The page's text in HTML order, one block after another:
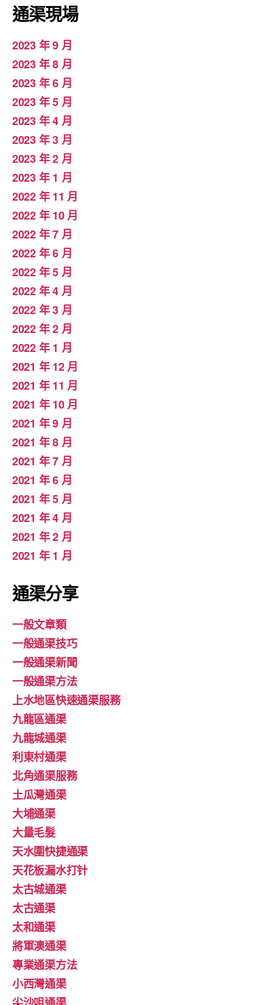
通渠現場
2023 年 9 月
2023 年 8 月
2023 年 6 月
2023 年 5 月
2023 年 4 月
2023 年 3 月
2023 年 2 月
2023 年 1 月
2022 年 11 月
2022 年 10 月
2022 年 7 月
2022 年 6 月
2022 年 5 月
2022 年 4 月
2022 年 3 月
2022 年 2 月
2022 年 1 月
2021 年 12 月
2021 年 11 月
2021 年 10 月
2021 年 9 月
2021 年 8 月
2021 年 7 月
2021 年 6 月
2021 年 5 月
2021 年 4 月
2021 年 2 月
2021 年 1 月
通渠分享
一般文章類
一般通渠技巧
一般通渠新聞
一般通渠方法
上水地區快速通渠服務
九龍區通渠
九龍城通渠
利東村通渠
北角通渠服務
土瓜灣通渠
大埔通渠
大量毛髮
天水圍快捷通渠
天花板漏水打针
太古城通渠
太古通渠
太和通渠
將軍澳通渠
專業通渠方法
小西灣通渠